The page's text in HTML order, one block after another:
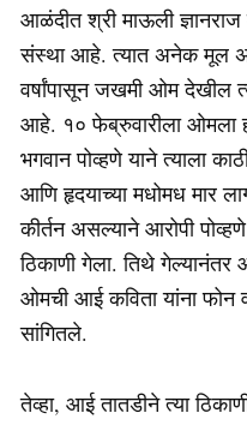
आळंदीत श्री माऊली
संस्था आहे. त्यात अनेक मूल
वर्षांपासून जखमी ओम देखील
आहे. १० फेब्रुवारीला ओमला
भगवान पोव्हणे याने त्याला
आणि हृदयाच्या मधोमध मार
कीर्तन असल्याने आरोपी
ठिकाणी गेला. तिथे गेल्यानंतर
ओमची आई कविता यांना फोन
सांगितले.
तेव्हा, आई तातडीने त्या